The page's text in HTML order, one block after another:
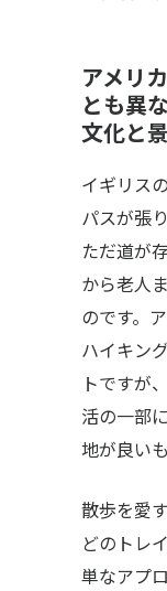
アメリ
とも異
文化と
イギリス
パスが張
ただ道が
から老人
のです。
ハイキン
トですが
活の一部
地が良い
散歩を愛
どのトレ
単なアプ